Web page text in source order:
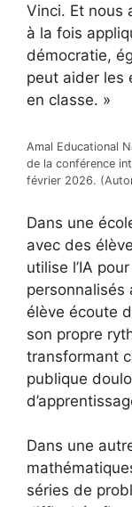
Vinci. Et nous
à la fois
démocratie,
peut aider les
en classe. »
Amal Educational
de la conférence
février 2026.
Dans une
avec des
utilise l’IA
personnalisés
élève écoute
son propre
transformant
publique
Dans une
séries de